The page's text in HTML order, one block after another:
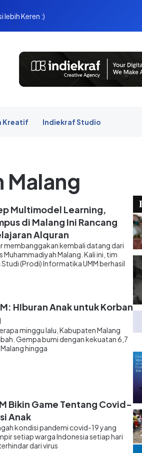
Keren :)
Kreatif Indiekraf Studio
Malang
Multimodel Learning,
di Malang Ini Rancang
Alquran
kembali datang dari
Muhammadiyah Malang. Kali ini, tim
(Prodi) Informatika UMM berhasil
HIburan Anak untuk Korban
minggu lalu, Kabupaten Malang
Gempa bumi dengan kekuatan 6,7
hingga
Bikin Game Tentang Covid-
Anak
kondisi pandemi covid-19 yang
setiap warga Indonesia setiap hari
dari virus